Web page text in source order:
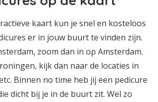
kaart kun je snel en kosteloos
er in jouw buurt te vinden zijn.
zoom dan in op Amsterdam.
kijk dan naar de locaties in
Binnen no time heb jij een pedicure
dicht bij je in de buurt zit. Wel zo